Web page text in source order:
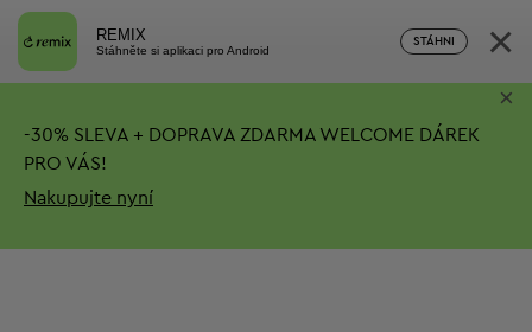
REMIX
Stáhněte si aplikaci pro Android
STÁHNI ×
-30% SLEVA + DOPRAVA ZDARMA WELCOME DÁREK
PRO VÁS!
Nakupujte nyní
×